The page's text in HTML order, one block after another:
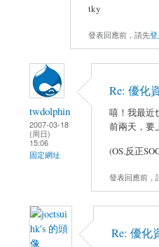
tky
發表回應前，請先登
twdolphin
2007-03-18
(周日)
15:06
固定網址
Re: 優化
嘻！我最近
前兩天，要
(OS.反正
發表回應前，
Re: 優化